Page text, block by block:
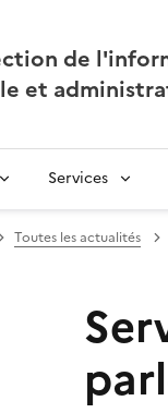
de
et
Services
Toutes les actualités